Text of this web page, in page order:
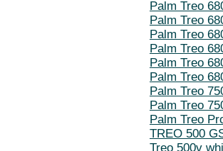
Palm Treo
Palm Treo
Palm Treo
Palm Treo
Palm Treo
Palm Treo
Palm Treo
Palm Treo
Palm Treo
TREO 500
Treo 500v